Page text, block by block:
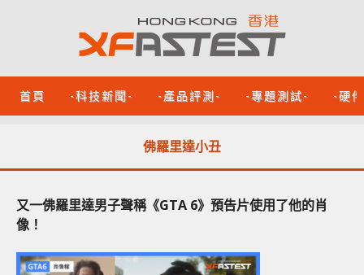
首頁 -科技新聞- -產品評測- -專題測試- -硬
佛羅里達小丑
又一佛羅里達男子聲稱《GTA 6》預告片使用了他的肖
像！